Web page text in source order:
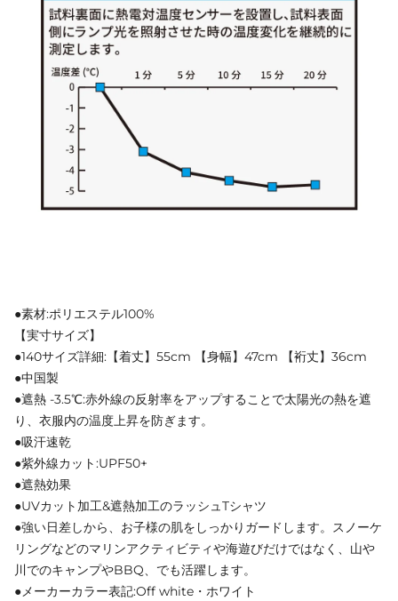
●素材:ポリエステル100%
【実寸サイズ】
●140サイズ詳細:【着丈】55cm 【身幅】47cm 【裄丈】36cm
●中国製
●遮熱 -3.5℃:赤外線の反射率をアップすることで太陽光の熱を遮
り、衣服内の温度上昇を防ぎます。
●吸汗速乾
●紫外線カット:UPF50+
●遮熱効果
●UVカット加工&遮熱加工のラッシュTシャツ
●強い日差しから、お子様の肌をしっかりガードします。スノーケ
リングなどのマリンアクティビティや海遊びだけではなく、山や
川でのキャンプやBBQ、でも活躍します。
●メーカーカラー表記:Off white・ホワイト